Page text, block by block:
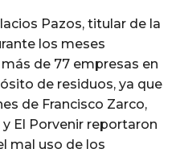
Pazos, titular de la
los meses
de 77 empresas en
de residuos, ya que
de Francisco Zarco,
El Porvenir reportaron
mal uso de los